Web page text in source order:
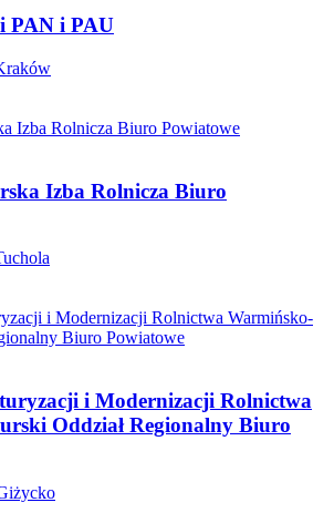
PAN i PAU
Izba Rolnicza Biuro
i Modernizacji Rolnictwa
Oddział Regionalny Biuro